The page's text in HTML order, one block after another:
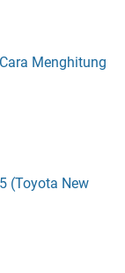
Menghitung
(Toyota New